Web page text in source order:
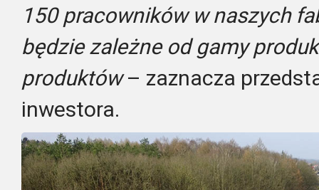
150 pracowników w naszych
będzie zależne od gamy
produktów– zaznacza
inwestora.